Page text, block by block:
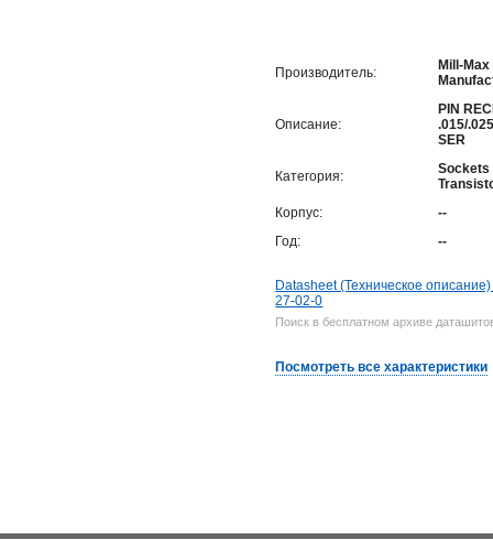
Производитель:
Mill-Max
Описание:
PIN
.015/
SER
Категория:
Sockets
Корпус:
--
Год:
--
Datasheet (Техническое
27-02-0
Поиск в бесплатном архиве
Посмотреть все характеристики